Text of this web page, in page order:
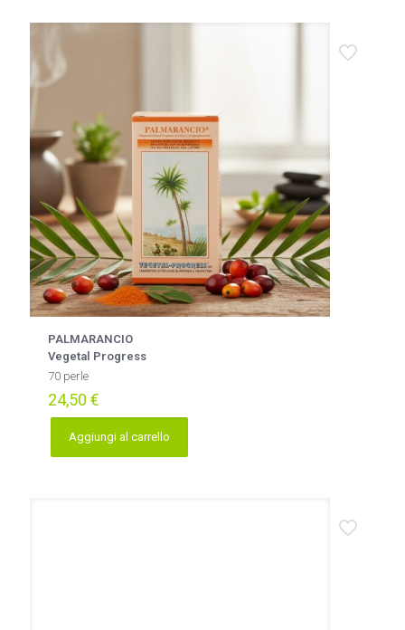
PALMARANCIO
Vegetal Progress
70 perle
24,50 €
Aggiungi al carrello